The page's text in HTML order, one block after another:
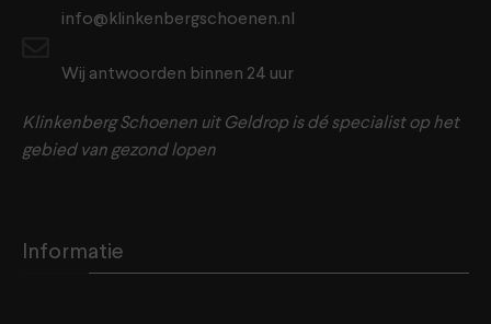
info@klinkenbergschoenen.nl
Wij antwoorden binnen 24 uur
Klinkenberg Schoenen uit Geldrop is dé specialist op het
gebied van gezond lopen
Informatie